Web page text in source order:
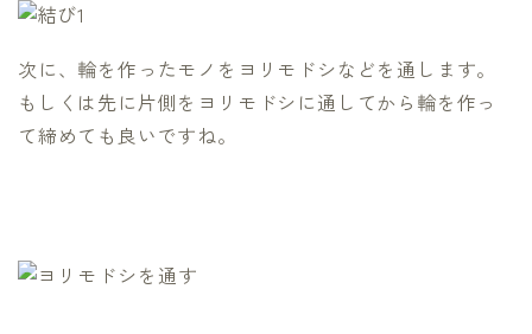
次に、輪を作ったモノをヨリモドシなどを通します。
もしくは先に片側をヨリモドシに通してから輪を作っ
て締めても良いですね。